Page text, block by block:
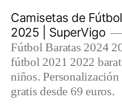
contenido
Camisetas de
2025 | SuperVigo
Fútbol Baratas 2024
fútbol 2021 2022
niños.
gratis desde 69 euros.